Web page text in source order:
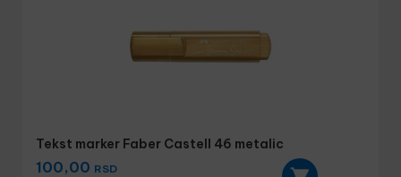
Tekst marker Faber Castell 46 metalic
100,00 RSD